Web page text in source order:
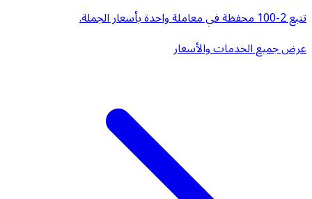
تتبع 2-100 محفظة في معاملة واحدة بأسعار الجملة.
عرض جميع الخدمات والأسعار